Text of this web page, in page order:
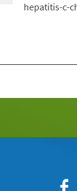
hepatitis-c-